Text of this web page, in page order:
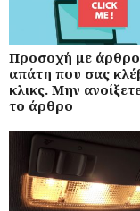
Προσοχή με άρθρο
απάτη που σας
κλικς. Μην
το άρθρο